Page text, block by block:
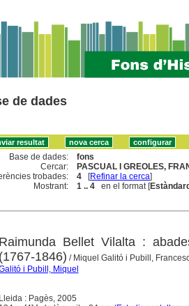
de dades
Base de dades:
fons
Cercar:
PASCUAL I GREOLES,
trobades:
4 [Refinar la cerca]
Mostrant:
1 .. 4 en el format [
Raimunda Bellet Vilalta :
(1767-1846) / Miquel Galitó i Pubill,
i Pubill, Miquel
Lleida : Pagès, 2005